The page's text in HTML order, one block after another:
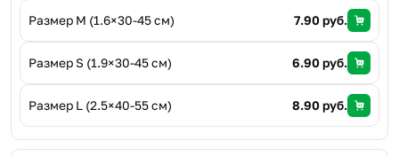
Размер М (1.6×30-45 см) 7.90 руб.
Размер S (1.9×30-45 см) 6.90 руб.
Размер L (2.5×40-55 см) 8.90 руб.